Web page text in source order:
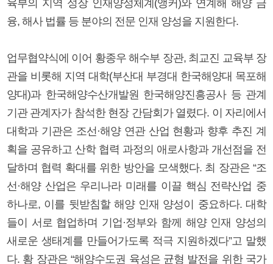
육부의 지역 성장 인재양성체계(앵커)와 연계해 해양 금
융, 해사 법률 등 분야의 전문 인재 양성을 지원한다.
업무협약식에 이어 황종우 해수부 장관, 최교진 교육부 장
관을 비롯해 지역 대학(부산대 부경대 한국해양대 목포해
양대)과 한국해양수산개발원 한국해양진흥공사 등 관계
기관 관계자가 참석한 현장 간담회가 열렸다. 이 자리에서
대학과 기관은 조선·해양 연관 산업 현황과 향후 추진 계
획을 공유하고 산학 협력 과정의 애로사항과 개선점을 전
달하며 협력 확대를 위한 방안을 모색했다. 최 장관은 “조
선·해양 산업은 우리나라 미래를 이끌 핵심 전략산업 중
하나로, 이를 뒷받침할 해양 인재 양성이 중요하다. 대학
들이 서로 협업하며 기업·정부와 함께 해양 인재 양성의
새로운 생태계를 만들어가도록 적극 지원하겠다”고 말했
다. 황 장관은 “해양수도권 육성은 균형 발전을 위한 국가